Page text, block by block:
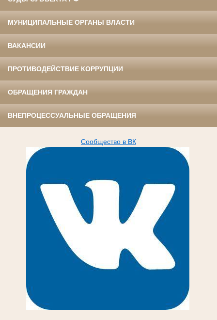
МУНИЦИПАЛЬНЫЕ ОРГАНЫ ВЛАСТИ
ВАКАНСИИ
ПРОТИВОДЕЙСТВИЕ КОРРУПЦИИ
ОБРАЩЕНИЯ ГРАЖДАН
ВНЕПРОЦЕССУАЛЬНЫЕ ОБРАЩЕНИЯ
Сообщество в ВК